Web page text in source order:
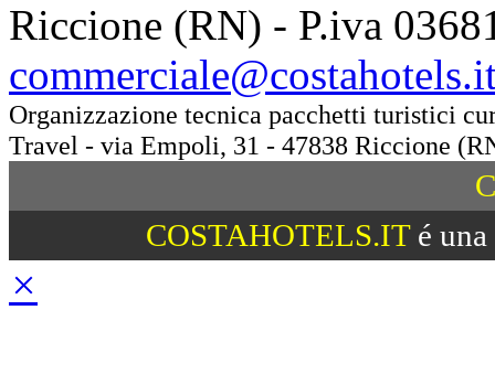
Riccione (RN) - P.iva
Organizzazione tecnica pacchetti turistici
Travel - via Empoli, 31 - 47838 Riccione
COSTAHOTELS.ITé una
×